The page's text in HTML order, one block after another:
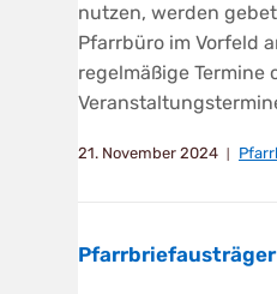
nutzen, werden
Pfarrbüro im Vorfeld
regelmäßige Termine
21. November 2024